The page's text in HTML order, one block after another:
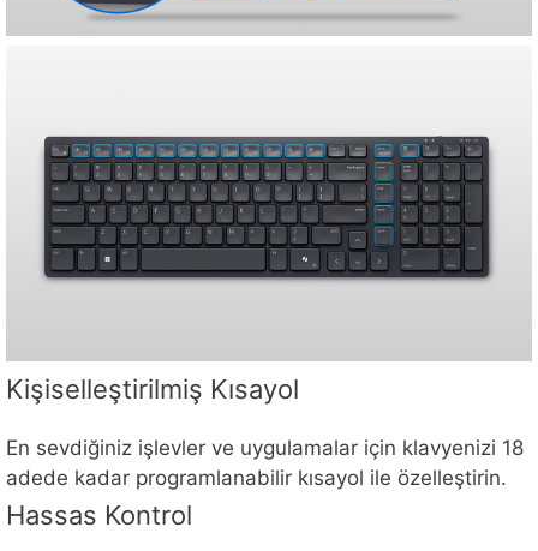
Kişiselleştirilmiş Kısayol
En sevdiğiniz işlevler ve uygulamalar için klavyenizi 18
adede kadar programlanabilir kısayol ile özelleştirin.
Hassas Kontrol